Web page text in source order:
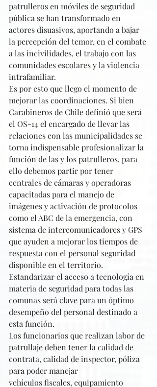
patrulleros en móviles de seguridad
pública se han transformado en
actores disuasivos, aportando a bajar
la percepción del temor, en el combate
a las incivilidades, el trabajo con las
comunidades escolares y la violencia
intrafamiliar.
Es por esto que llego el momento de
mejorar las coordinaciones. Si bien
Carabineros de Chile definió que será
el OS-14 el encargado de llevar las
relaciones con las municipalidades se
torna indispensable profesionalizar la
función de las y los patrulleros, para
ello debemos partir por tener
centrales de cámaras y operadoras
capacitadas para el manejo de
imágenes y activación de protocolos
como el ABC de la emergencia, con
sistema de intercomunicadores y GPS
que ayuden a mejorar los tiempos de
respuesta con el personal seguridad
disponible en el territorio.
Estandarizar el acceso a tecnología en
materia de seguridad para todas las
comunas será clave para un óptimo
desempeño del personal destinado a
esta función.
Los funcionarios que realizan labor de
patrullaje deben tener la calidad de
contrata, calidad de inspector, póliza
para poder manejar
vehículos fiscales, equipamiento